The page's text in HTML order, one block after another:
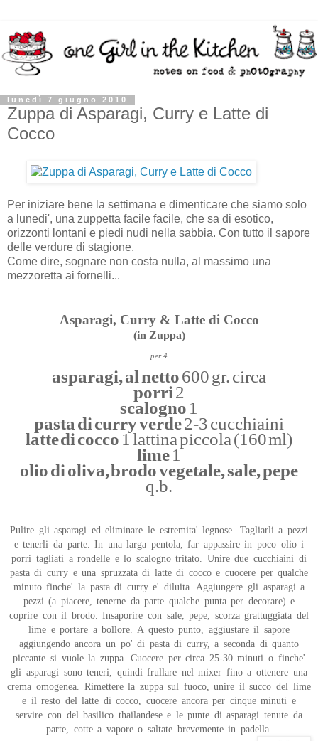
lunedì 7 giugno 2010
Zuppa di Asparagi, Curry e Latte di
Cocco
Per iniziare bene la settimana e dimenticare che siamo solo
a lunedi', una zuppetta facile facile, che sa di esotico,
orizzonti lontani e piedi nudi nella sabbia. Con tutto il sapore
delle verdure di stagione.
Come dire, sognare non costa nulla, al massimo una
mezzoretta ai fornelli...
Asparagi, Curry & Latte di Cocco
(in Zuppa)
per 4
asparagi, al netto600 gr. circa
porri2
scalogno 1
pasta di curry verde2-3 cucchiaini
latte di cocco 1 lattina piccola (160 ml)
lime1
olio di oliva, brodo vegetale, sale, pepe
q.b.
Pulire gli asparagi ed eliminare le estremita' legnose. Tagliarli a pezzi
e tenerli da parte. In una larga pentola, far appassire in poco olio i
porri tagliati a rondelle e lo scalogno tritato. Unire due cucchiaini di
pasta di curry e una spruzzata di latte di cocco e cuocere per qualche
minuto finche' la pasta di curry e' diluita. Aggiungere gli asparagi a
pezzi (a piacere, tenerne da parte qualche punta per decorare) e
coprire con il brodo. Insaporire con sale, pepe, scorza grattuggiata del
lime e portare a bollore. A questo punto, aggiustare il sapore
aggiungendo ancora un po' di pasta di curry, a seconda di quanto
piccante si vuole la zuppa. Cuocere per circa 25-30 minuti o finche'
gli asparagi sono teneri, quindi frullare nel mixer fino a ottenere una
crema omogenea. Rimettere la zuppa sul fuoco, unire il succo del lime
e il resto del latte di cocco, cuocere ancora per cinque minuti e
servire con del basilico thailandese e le punte di asparagi tenute da
parte, cotte a vapore o saltate brevemente in padella.